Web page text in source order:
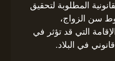
المطلوبة لتحقيق
سن الزواج،
التي قد تؤثر في
في البلاد.